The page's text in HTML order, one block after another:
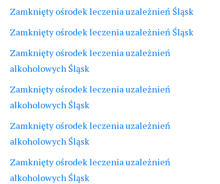
Zamknięty ośrodek leczenia uzależnień Śląsk
Zamknięty ośrodek leczenia uzależnień Śląsk
Zamknięty ośrodek leczenia uzależnień
alkoholowych Śląsk
Zamknięty ośrodek leczenia uzależnień
alkoholowych Śląsk
Zamknięty ośrodek leczenia uzależnień
alkoholowych Śląsk
Zamknięty ośrodek leczenia uzależnień
alkoholowych Śląsk